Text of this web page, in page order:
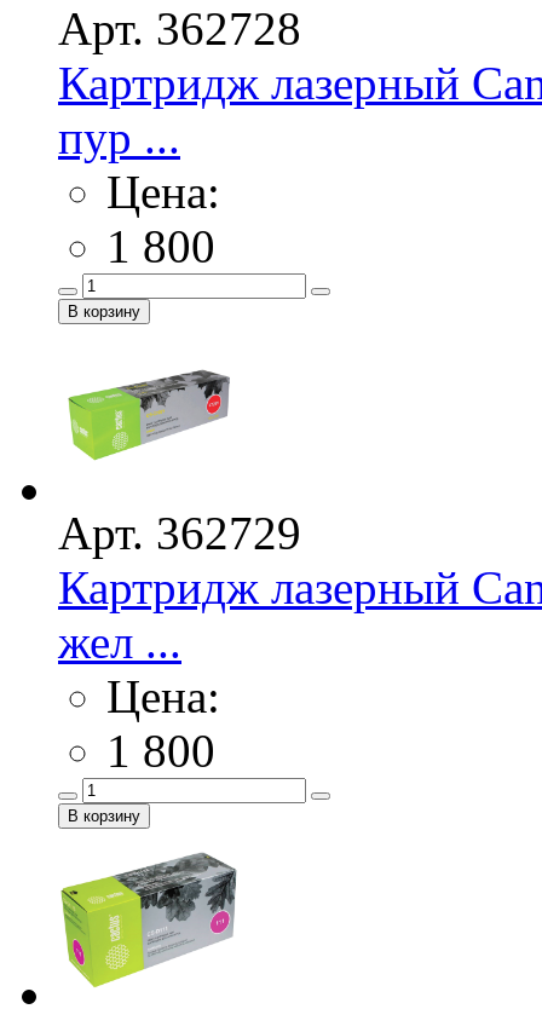
Арт. 362728
Картридж лазерный
пур ...
Цена:
1 800
Арт. 362729
Картридж лазерный
жел ...
Цена:
1 800